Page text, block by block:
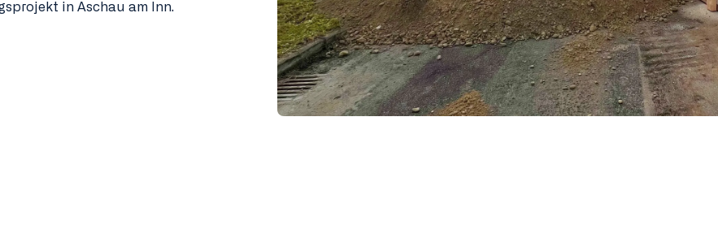
in Aschau am Inn.